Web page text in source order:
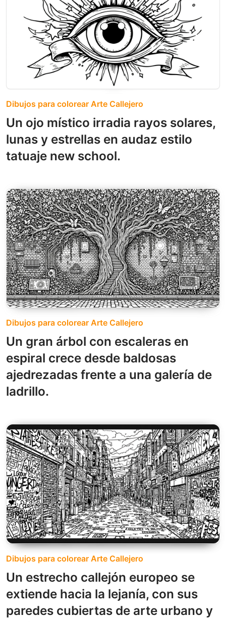
Dibujos para colorear Arte Callejero
Un ojo místico irradia rayos solares,
lunas y estrellas en audaz estilo
tatuaje new school.
Dibujos para colorear Arte Callejero
Un gran árbol con escaleras en
espiral crece desde baldosas
ajedrezadas frente a una galería de
ladrillo.
Dibujos para colorear Arte Callejero
Un estrecho callejón europeo se
extiende hacia la lejanía, con sus
paredes cubiertas de arte urbano y